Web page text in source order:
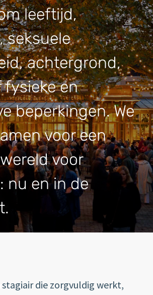
leeftijd,
seksuele
achtergrond,
en
beperkingen. We
voor een
voor
nu en in de
stagiair die zorgvuldig werkt,